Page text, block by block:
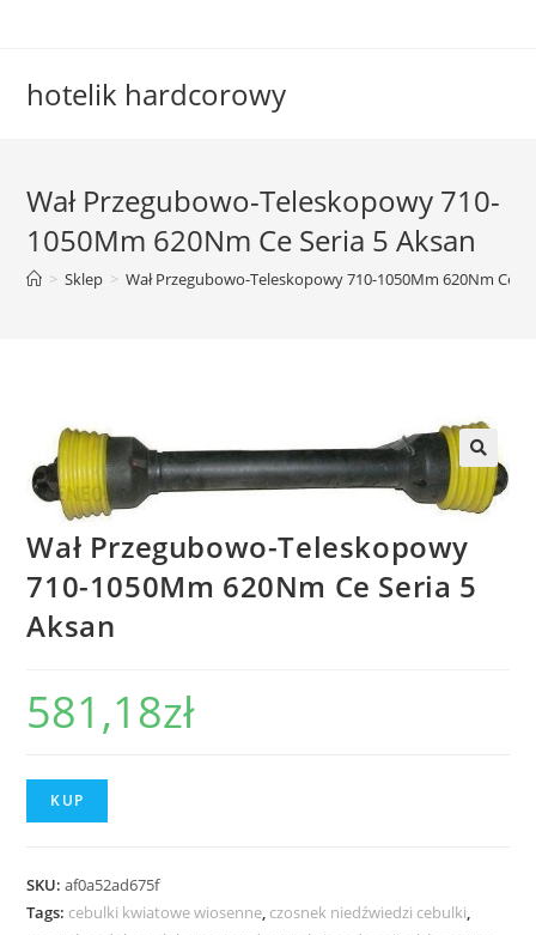
hotelik hardcorowy
Wał Przegubowo-Teleskopowy 710-
1050Mm 620Nm Ce Seria 5 Aksan
> Sklep > Wał Przegubowo-Teleskopowy 710-1050Mm 620Nm Ce
Wał Przegubowo-Teleskopowy
710-1050Mm 620Nm Ce Seria 5
Aksan
581,18zł
KUP
SKU:af0a52ad675f
Tags: cebulki kwiatowe wiosenne, czosnek niedźwiedzi cebulki,